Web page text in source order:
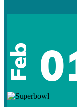
Feb